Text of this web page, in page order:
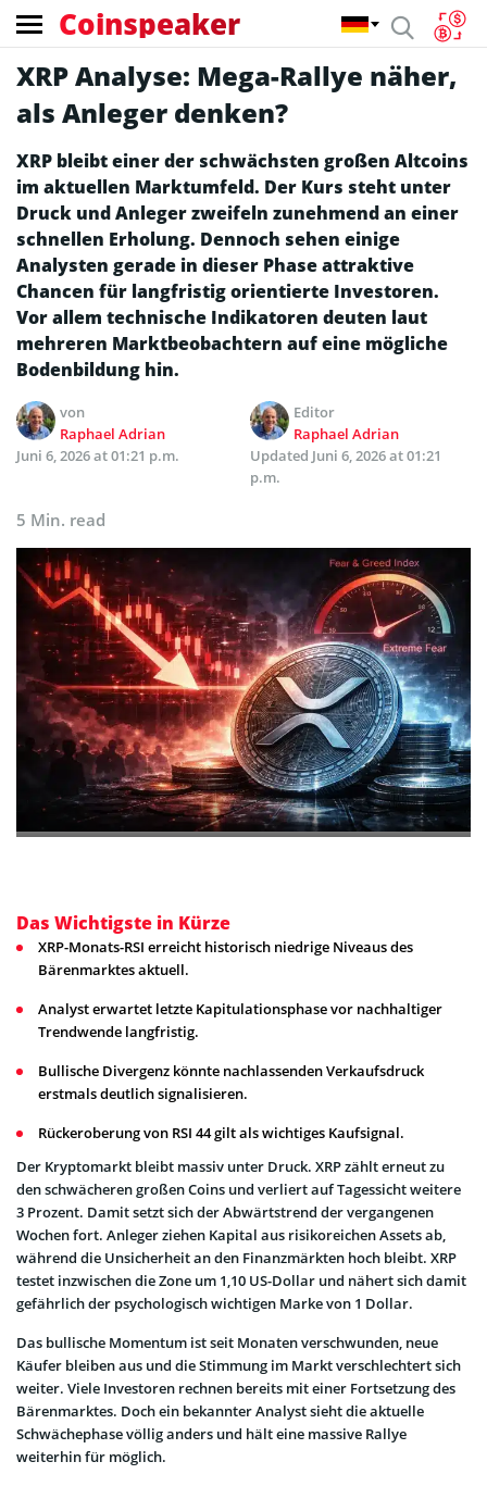
Coinspeaker
XRP Analyse: Mega-Rallye näher,
als Anleger denken?
XRP bleibt einer der schwächsten großen Altcoins
im aktuellen Marktumfeld. Der Kurs steht unter
Druck und Anleger zweifeln zunehmend an einer
schnellen Erholung. Dennoch sehen einige
Analysten gerade in dieser Phase attraktive
Chancen für langfristig orientierte Investoren.
Vor allem technische Indikatoren deuten laut
mehreren Marktbeobachtern auf eine mögliche
Bodenbildung hin.
von
Raphael Adrian
Editor
Raphael Adrian
Juni 6, 2026 at 01:21 p.m.
Updated Juni 6, 2026 at 01:21
p.m.
5 Min. read
Das Wichtigste in Kürze
XRP-Monats-RSI erreicht historisch niedrige Niveaus des
Bärenmarktes aktuell.
Analyst erwartet letzte Kapitulationsphase vor nachhaltiger
Trendwende langfristig.
Bullische Divergenz könnte nachlassenden Verkaufsdruck
erstmals deutlich signalisieren.
Rückeroberung von RSI 44 gilt als wichtiges Kaufsignal.
Der Kryptomarkt bleibt massiv unter Druck. XRP zählt erneut zu
den schwächeren großen Coins und verliert auf Tagessicht weitere
3 Prozent. Damit setzt sich der Abwärtstrend der vergangenen
Wochen fort. Anleger ziehen Kapital aus risikoreichen Assets ab,
während die Unsicherheit an den Finanzmärkten hoch bleibt. XRP
testet inzwischen die Zone um 1,10 US-Dollar und nähert sich damit
gefährlich der psychologisch wichtigen Marke von 1 Dollar.
Das bullische Momentum ist seit Monaten verschwunden, neue
Käufer bleiben aus und die Stimmung im Markt verschlechtert sich
weiter. Viele Investoren rechnen bereits mit einer Fortsetzung des
Bärenmarktes. Doch ein bekannter Analyst sieht die aktuelle
Schwächephase völlig anders und hält eine massive Rallye
weiterhin für möglich.